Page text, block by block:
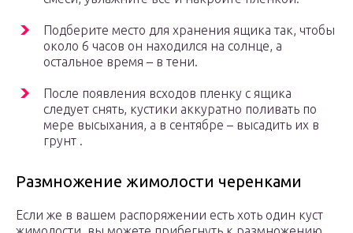
Подберите место для хранения ящика так, чтобы
около 6 часов он находился на солнце, а
остальное время – в тени.
После появления всходов пленку с ящика
следует снять, кустики аккуратно поливать по
мере высыхания, а в сентябре – высадить их в
грунт .
Размножение жимолости черенками
Если же в вашем распоряжении есть хоть один куст